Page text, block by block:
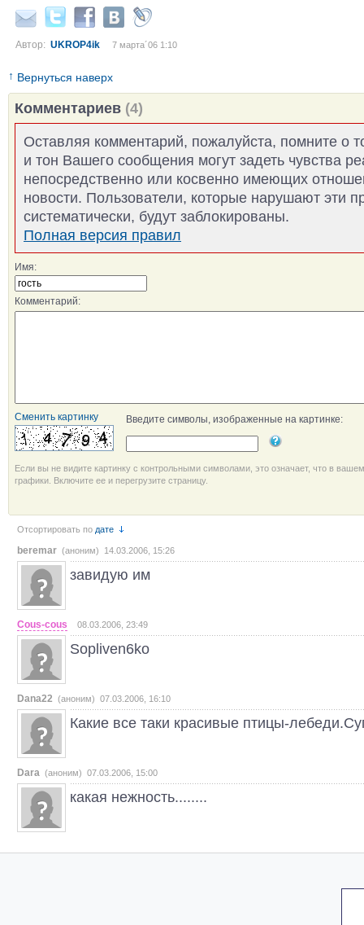
Автор: UKROP4ik 7 марта´06 1:10
↑ Вернуться наверх
Комментариев (4)
Оставляя комментарий, пожалуйста, помните о
и тон Вашего сообщения могут задеть чувства
непосредственно или косвенно имеющих
новости. Пользователи, которые нарушают эти
систематически, будут заблокированы.
Полная версия правил
Имя:
Комментарий:
Сменить картинку Введите символы, изображенные на картинке:
Если вы не видите картинку с контрольными символами, это означает, что в
графики. Включите ее и перегрузите страницу.
Отсортировать по дате
beremar (аноним) 14.03.2006, 15:26
завидую им
Cous-cous 08.03.2006, 23:49
Sopliven6ko
Dana22 (аноним) 07.03.2006, 16:10
Какие все таки красивые птицы-
Dara (аноним) 07.03.2006, 15:00
какая нежность........